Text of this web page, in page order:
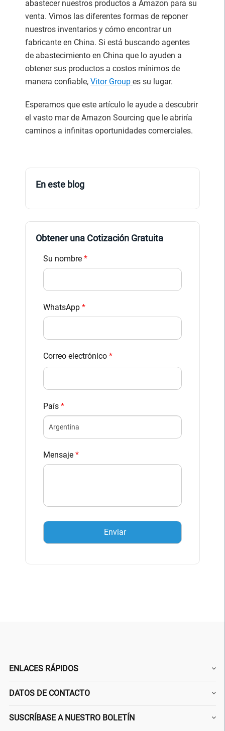
abastecer nuestros productos a Amazon para su
venta. Vimos las diferentes formas de reponer
nuestros inventarios y cómo encontrar un
fabricante en China. Si está buscando agentes
de abastecimiento en China que lo ayuden a
obtener sus productos a costos mínimos de
manera confiable, Vitor Group es su lugar.
Esperamos que este artículo le ayude a descubrir
el vasto mar de Amazon Sourcing que le abriría
caminos a infinitas oportunidades comerciales.
En este blog
Obtener una Cotización Gratuita
Su nombre *
WhatsApp *
Correo electrónico *
País *
Mensaje *
ENLACES RÁPIDOS
DATOS DE CONTACTO
SUSCRÍBASE A NUESTRO BOLETÍN